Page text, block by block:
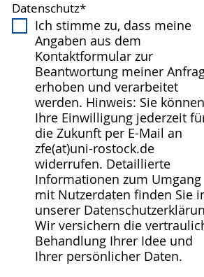
Datenschutz*
Ich stimme zu, dass meine
Angaben aus dem
Kontaktformular zur
Beantwortung meiner
erhoben und verarbeitet
werden. Hinweis: Sie können
Ihre Einwilligung jederzeit
die Zukunft per E-Mail an
zfe(at)uni-rostock.de
widerrufen. Detaillierte
Informationen zum Umgang
mit Nutzerdaten finden Sie
unserer
Wir versichern die
Behandlung Ihrer Idee und
Ihrer persönlicher Daten.